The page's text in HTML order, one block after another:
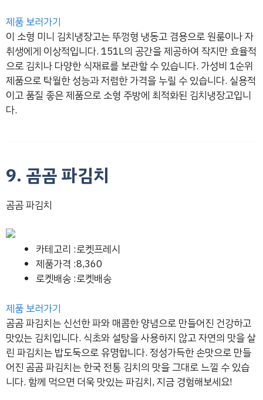
제품 보러가기
이 소형 미니 김치냉장고는 뚜껑형 냉동고 겸용으로 원룸이나 자
취생에게 이상적입니다. 151L의 공간을 제공하여 작지만 효율적
으로 김치나 다양한 식재료를 보관할 수 있습니다. 가성비 1순위
제품으로 탁월한 성능과 저렴한 가격을 누릴 수 있습니다. 실용적
이고 품질 좋은 제품으로 소형 주방에 최적화된 김치냉장고입니
다.
9. 곰곰 파김치
곰곰 파김치
카테고리 :로켓프레시
제품가격 :8,360
로켓배송 :로켓배송
제품 보러가기
곰곰 파김치는 신선한 파와 매콤한 양념으로 만들어진 건강하고
맛있는 김치입니다. 식초와 설탕을 사용하지 않고 자연의 맛을 살
린 파김치는 밥도둑으로 유명합니다. 정성가득한 손맛으로 만들
어진 곰곰 파김치는 한국 전통 김치의 맛을 그대로 느낄 수 있습
니다. 함께 먹으면 더욱 맛있는 파김치, 지금 경험해보세요!